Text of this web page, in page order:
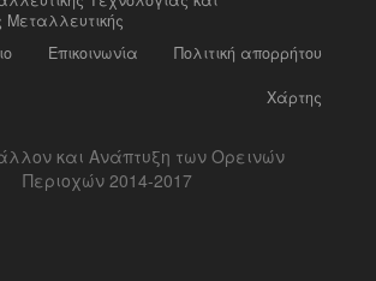
Μεταλλευτικής
Πολιτική απορρήτου
Επικοινωνία
Χάρτης
και Ανάπτυξη των Ορεινών
Περιοχών 2014-2017